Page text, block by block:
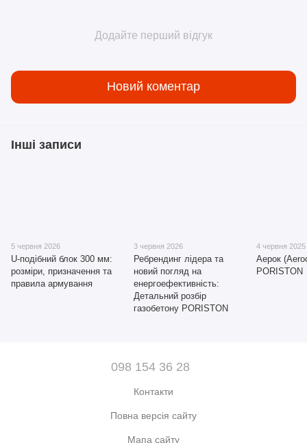
Додайте перший відгук
Новий коментар
Інші записи
5 червня 2026
U-подібний блок 300 мм:
розміри, призначення та
правила армування
3 червня 2026
Ребрендинг лідера та
новий погляд на
енергоефективність:
Детальний розбір
газобетону PORISTON
4 червня 2025
Аерок
PORISTON
098 154 36 28
Контакти
Повна версія сайту
Мапа сайту